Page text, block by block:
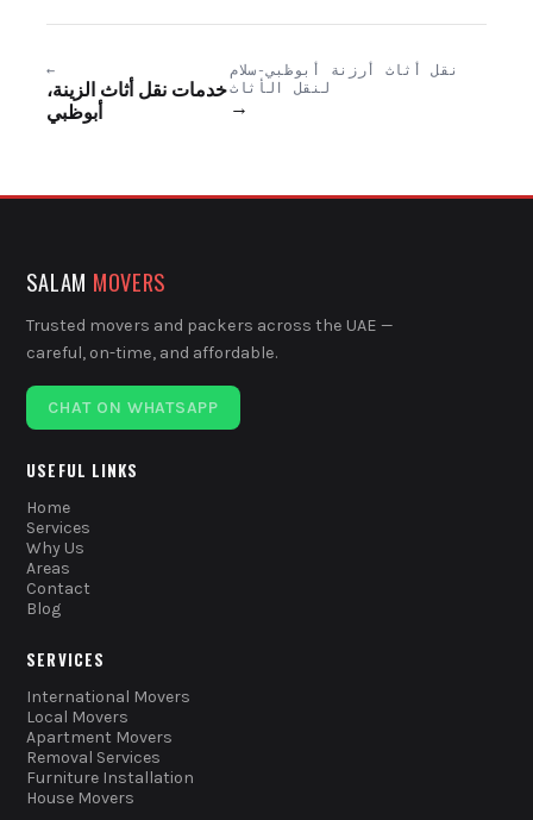
←
خدمات نقل أثاث الزينة،
أبوظبي
نقل أثاث أرزنة أبوظبي-سلام
لنقل الأثاث
→
SALAM MOVERS
Trusted movers and packers across the UAE —
careful, on-time, and affordable.
CHAT ON WHATSAPP
USEFUL LINKS
Home
Services
Why Us
Areas
Contact
Blog
SERVICES
International Movers
Local Movers
Apartment Movers
Removal Services
Furniture Installation
House Movers